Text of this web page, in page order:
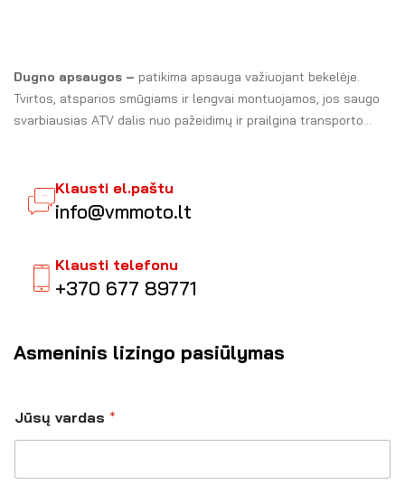
Dugno apsaugos – patikima apsauga važiuojant bekelėje.
Tvirtos, atsparios smūgiams ir lengvai montuojamos, jos saugo
svarbiausias ATV dalis nuo pažeidimų ir prailgina transporto
Klausti el.paštu
info@vmmoto.lt
Klausti telefonu
+370 677 89771
Asmeninis lizingo pasiūlymas
Jūsų vardas *